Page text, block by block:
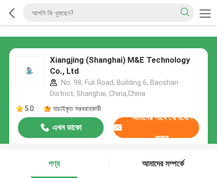
Xiangjing (Shanghai) M&E Technology
Co., Ltd
No. 98, Fuli Road, Building 6, Baoshan
District, Shanghai, China,China
5.0
যাচাইকৃত সরবরাহকারী
এখন ডাকো
আমাদের সাথে যোগাযোগ
করুন
পণ্য আমাদের সম্পর্কে